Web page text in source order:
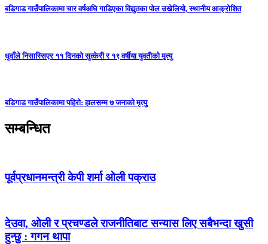
बडिगाड गाउँपालिकामा चार वर्षअघि गाडिएका विद्युतका पोल उखेलियो, स्थानीय आक्रोशित
धुवाँले निसास्सिएर ११ दिनको सुत्केरी र १९ वर्षीया युवतीको मृत्यु
बडिगाड गाउँपालिकामा पहिरो: हालसम्म ७ जनाको मृत्यु
सम्बन्धित
पूर्वप्रधानमन्त्री केपी शर्मा ओली पक्राउ
देउवा, ओली र प्रचण्डले राजनीतिबाट सन्यास लिए सबैभन्दा खुसी
हुन्छु : गगन थापा